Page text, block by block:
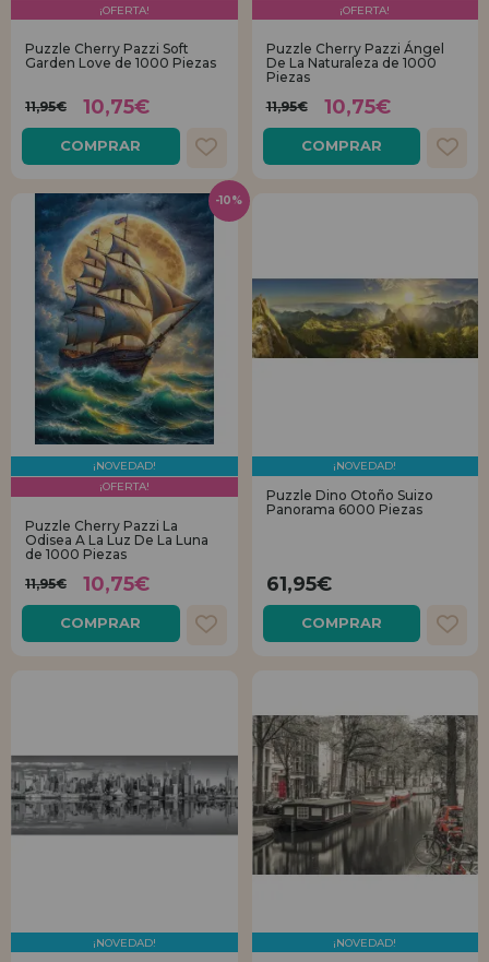
REGISTRO DISTRIBUIDOR
¡OFERTA!
Puzzle Cherry Pazzi Soft
Garden Love de 1000 Piezas
11,95€ 10,75€
COMPRAR
¡OFERTA!
Puzzle Cherry Pazzi Ángel
De La Naturaleza de 1000
Piezas
11,95€
10,75€
COMPRAR
¡NOVEDAD!
¡OFERTA!
Puzzle Cherry Pazzi La
Odisea A La Luz De La Luna
de 1000 Piezas
11,95€
10,75€
COMPRAR
-10%
¡NOVEDAD!
Puzzle Dino Otoño Suizo
Panorama 6000 Piezas
61,95€
COMPRAR
¡NOVEDAD! ¡NOVEDAD!